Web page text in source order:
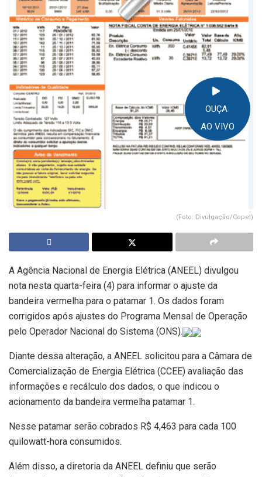
OUÇA
AO VIVO
(Foto: Divulgação/Copel)
A Agência Nacional de Energia Elétrica (ANEEL) divulgou
nota nesta quarta-feira (4) para informar o ajuste da
bandeira vermelha para o patamar 1. Os dados foram
corrigidos após ajustes do Programa Mensal de Operação
pelo Operador Nacional do Sistema (ONS).
Diante dessa alteração, a ANEEL solicitou para a Câmara de
Comercialização de Energia Elétrica (CCEE) avaliação das
informações e recálculo dos dados, o que indicou o
acionamento da bandeira vermelha patamar 1.
Nesse patamar serão cobrados R$ 4,463 para cada 100
quilowatt-hora consumidos.
Além disso, a diretoria da ANEEL definiu que serão